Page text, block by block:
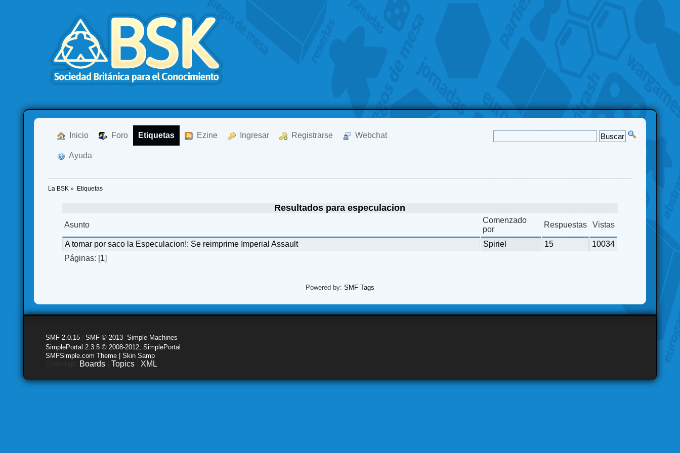
Inicio Foro Etiquetas Ezine Ingresar Registrarse Webchat
Ayuda
La BSK » Etiquetas
Resultados para especulacion
Asunto
Comenzado
por
Respuestas Vistas
A tomar por saco la Especulacion!: Se reimprime Imperial Assault Spiriel 15
10034
Páginas: [1]
Powered by: SMF Tags
SMF 2.0.15 |SMF © 2013 ,Simple Machines
SimplePortal 2.3.5 © 2008-2012, SimplePortal
SMFSimple.com Theme | Skin Samp
Boards |Topics XML